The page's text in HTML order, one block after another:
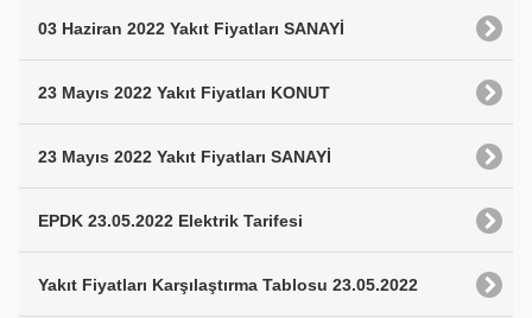
03 Haziran 2022 Yakıt Fiyatları SANAYİ
23 Mayıs 2022 Yakıt Fiyatları KONUT
23 Mayıs 2022 Yakıt Fiyatları SANAYİ
EPDK 23.05.2022 Elektrik Tarifesi
Yakıt Fiyatları Karşılaştırma Tablosu 23.05.2022